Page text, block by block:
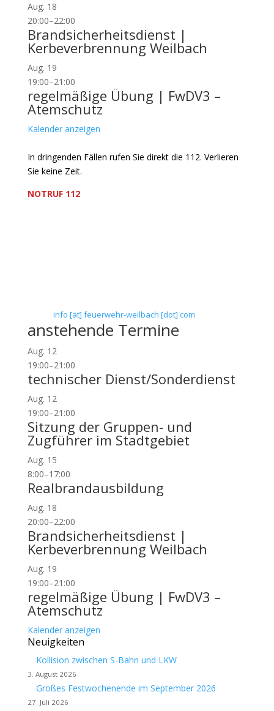
Aug. 18
20:00–22:00
Brandsicherheitsdienst |
Kerbeverbrennung Weilbach
Aug. 19
19:00–21:00
regelmäßige Übung | FwDV3 –
Atemschutz
Kalender anzeigen
In dringenden Fällen rufen Sie direkt die 112. Verlieren
Sie keine Zeit.
NOTRUF 112
info [at] feuerwehr-weilbach [dot] com
anstehende Termine
Aug. 12
19:00–21:00
technischer Dienst/Sonderdienst
Aug. 12
19:00–21:00
Sitzung der Gruppen- und
Zugführer im Stadtgebiet
Aug. 15
8:00–17:00
Realbrandausbildung
Aug. 18
20:00–22:00
Brandsicherheitsdienst |
Kerbeverbrennung Weilbach
Aug. 19
19:00–21:00
regelmäßige Übung | FwDV3 –
Atemschutz
Kalender anzeigen
Neuigkeiten
Kollision zwischen S-Bahn und LKW
3. August 2026
Großes Festwochenende im September 2026
27. Juli 2026